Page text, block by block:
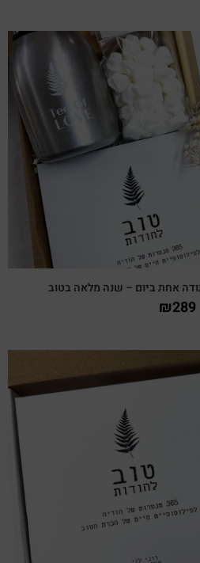
צפייה מהירה
אחת ביום – שנה מלאה בטוב
₪289
צפייה מהירה